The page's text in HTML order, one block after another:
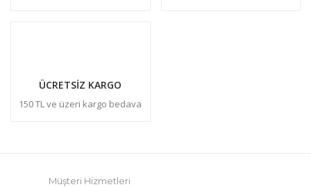
ÜCRETSİZ KARGO
150 TL ve üzeri kargo bedava
Müşteri Hizmetleri